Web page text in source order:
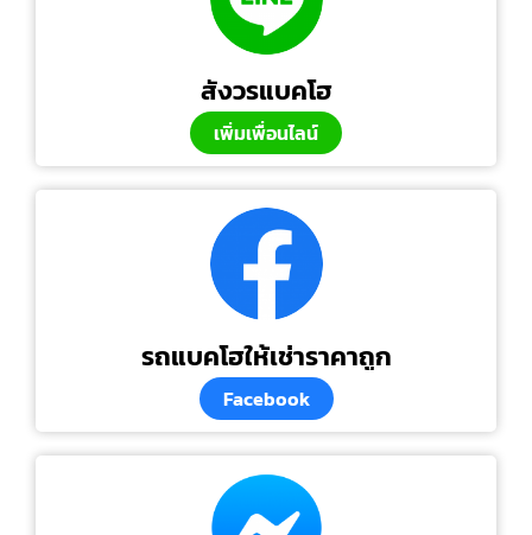
สังวรแบคโฮ
เพิ่มเพื่อนไลน์
รถแบคโฮให้เช่าราคาถูก
Facebook